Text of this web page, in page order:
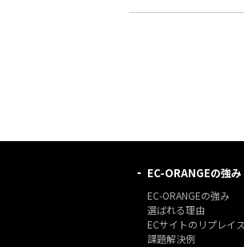
EC-ORANGEの強み
EC-ORANGEの強み
選ばれる理由
ECサイトのリプレイス
課題解決例